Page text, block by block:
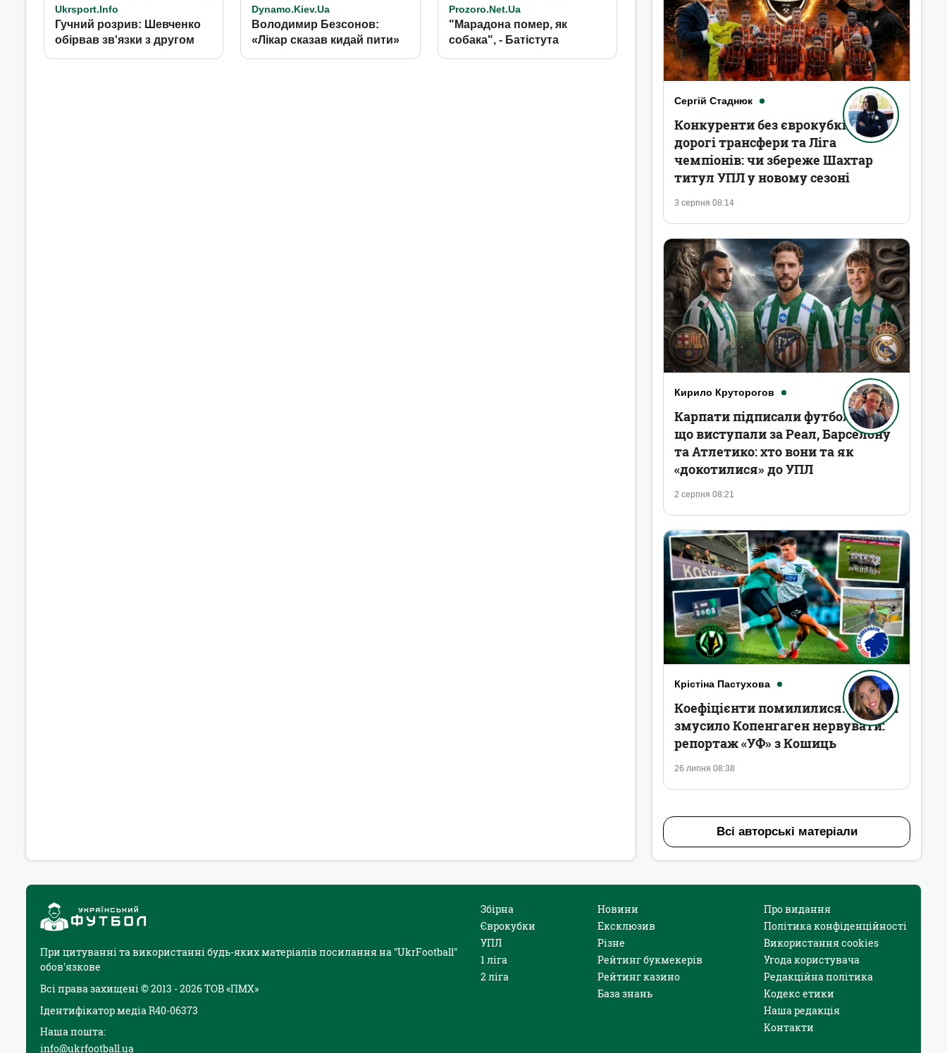
Сергій Стаднюк
3 серпня 08:14
Конкуренти без єврокубків,
дорогі трансфери та Ліга
чемпіонів: чи збереже Шахтар
титул УПЛ у новому сезоні
Кирило Круторогов
2 серпня 08:21
Карпати підписали футболістів,
що виступали за Реал, Барселону
та Атлетико: хто вони та як
«докотилися» до УПЛ
Крістіна Пастухова
26 липня 08:38
Коефіцієнти помилилися. Полісся
змусило Копенгаген нервувати:
репортаж «УФ» з Кошиць
Всі авторські матеріали
При цитуванні та використанні будь-яких матеріалів посилання на "UkrFootball"
обов'язкове
Всі права захищені © 2013 - 2026 ТОВ «ПМХ»
Ідентифікатор медіа R40-06373
Наша пошта:
info@ukrfootball.ua
Збірна
Єврокубки
УПЛ
1 ліга
2 ліга
Новини
Ексклюзив
Різне
Рейтинг букмекерів
Рейтинг казино
База знань
Про видання
Політика конфіденційності
Використання cookies
Угода користувача
Редакційна політика
Кодекс етики
Наша редакція
Контакти